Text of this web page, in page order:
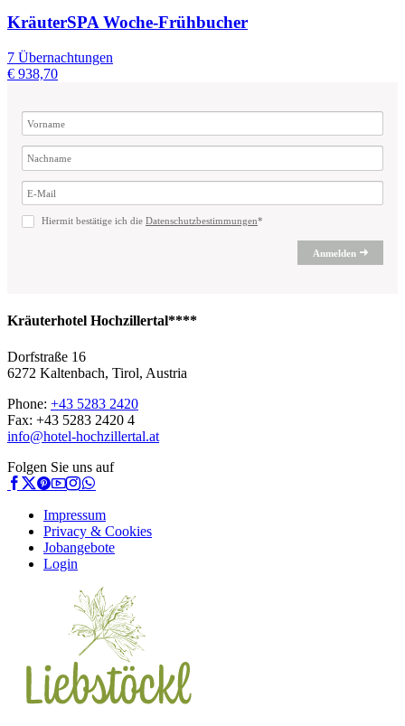
KräuterSPA Woche-Frühbucher
7 Übernachtungen
€ 938,70
Hiermit bestätige ich die Datenschutzbestimmungen*
Anmelden
Kräuterhotel Hochzillertal****
Dorfstraße 16
6272 Kaltenbach, Tirol, Austria
Phone: +43 5283 2420
Fax: +43 5283 2420 4
info@hotel-hochzillertal.at
Folgen Sie uns auf
Impressum
Privacy & Cookies
Jobangebote
Login